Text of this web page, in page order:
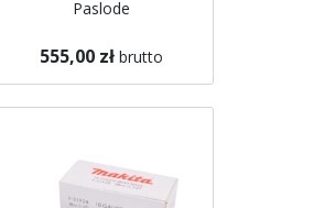
Paslode
555,00 zł brutto